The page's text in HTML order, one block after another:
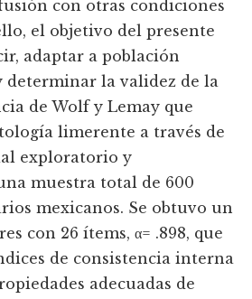
con otras condiciones
el objetivo del presente
adaptar a población
determinar la validez de la
de Wolf y Lemay que
limerente a través de
exploratorio y
muestra total de 600
mexicanos. Se obtuvo un
con 26 ítems, α= .898, que
de consistencia interna
adecuadas de